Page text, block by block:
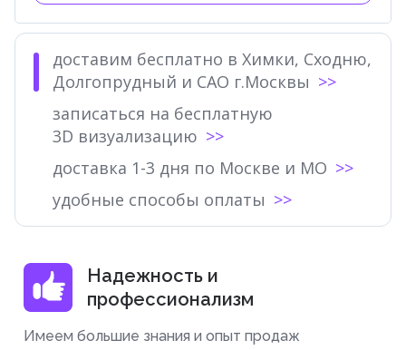
доставим бесплатно в Химки, Сходню,
Долгопрудный и САО г.Москвы
записаться на бесплатную
3D визуализацию
доставка 1-3 дня по Москве и МО
удобные способы оплаты
Надежность и
профессионализм
Имеем большие знания и опыт продаж